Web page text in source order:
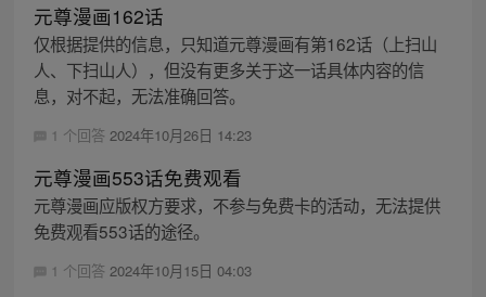
元尊漫画162话
仅根据提供的信息，只知道元尊漫画有第162话（上扫山
人、下扫山人），但没有更多关于这一话具体内容的信
息，对不起，无法准确回答。
1 个回答 2024年10月26日 14:23
元尊漫画553话免费观看
元尊漫画应版权方要求，不参与免费卡的活动，无法提供
免费观看553话的途径。
1 个回答 2024年10月15日 04:03